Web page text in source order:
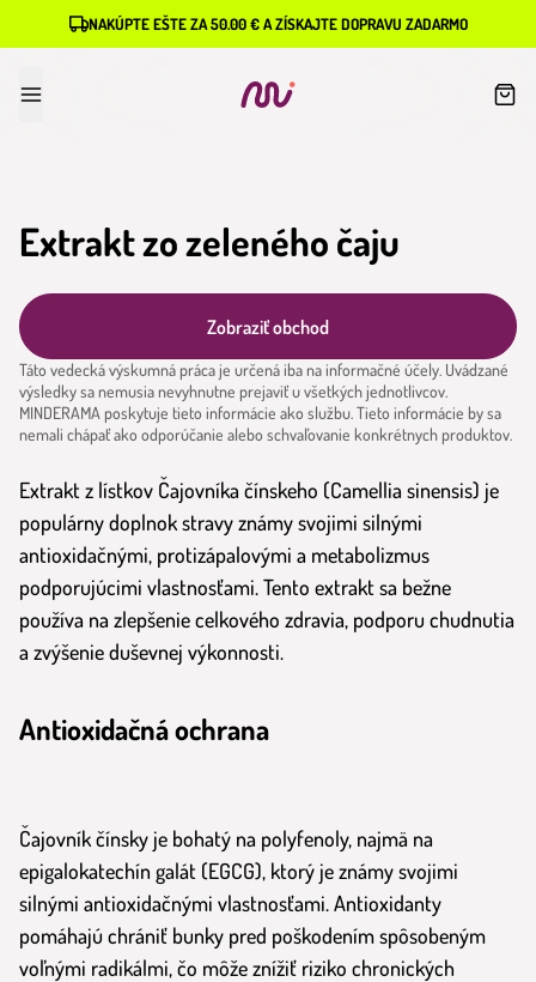
NAKÚPTE EŠTE ZA 50.00 € A ZÍSKAJTE DOPRAVU ZADARMO
Extrakt zo zeleného čaju
Zobraziť obchod
Táto vedecká výskumná práca je určená iba na informačné účely. Uvádzané
výsledky sa nemusia nevyhnutne prejaviť u všetkých jednotlivcov.
MINDERAMA poskytuje tieto informácie ako službu. Tieto informácie by sa
nemali chápať ako odporúčanie alebo schvaľovanie konkrétnych produktov.
Extrakt z lístkov Čajovníka čínskeho (Camellia sinensis) je
populárny doplnok stravy známy svojimi silnými
antioxidačnými, protizápalovými a metabolizmus
podporujúcimi vlastnosťami. Tento extrakt sa bežne
používa na zlepšenie celkového zdravia, podporu chudnutia
a zvýšenie duševnej výkonnosti.
Antioxidačná ochrana
Čajovník čínsky je bohatý na polyfenoly, najmä na
epigalokatechín galát (EGCG), ktorý je známy svojimi
silnými antioxidačnými vlastnosťami. Antioxidanty
pomáhajú chrániť bunky pred poškodením spôsobeným
voľnými radikálmi, čo môže znížiť riziko chronických